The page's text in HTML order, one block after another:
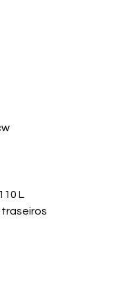
L